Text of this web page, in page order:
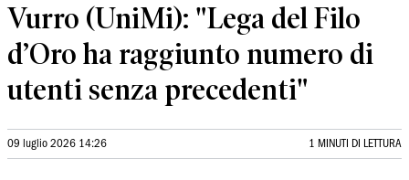
Vurro (UniMi): "Lega del Filo
d’Oro ha raggiunto numero di
utenti senza precedenti"
09 luglio 2026 14:26 1 MINUTI DI LETTURA